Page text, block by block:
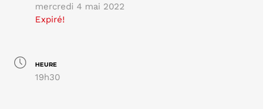
mercredi 4 mai 2022
Expiré!
HEURE
19h30